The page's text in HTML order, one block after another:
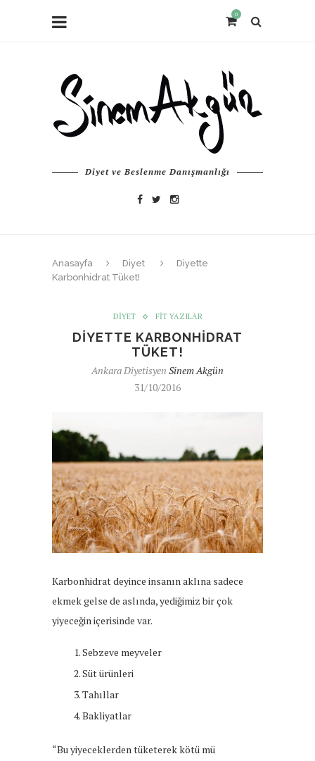
0
Diyet ve Beslenme Danışmanlığı
Anasayfa Diyet
Diyette
Karbonhidrat Tüket!
DIYET FIT YAZILAR
DIYETTE KARBONHIDRAT
TÜKET!
Ankara Diyetisyen Sinem Akgün
31/10/2016
Karbonhidrat deyince insanın aklına sadece
ekmek gelse de aslında, yediğimiz bir çok
yiyeceğin içerisinde var.
Sebzeve meyveler
Süt ürünleri
Tahıllar
Bakliyatlar
“Bu yiyeceklerden tüketerek kötü mü